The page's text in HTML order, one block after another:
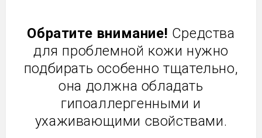
Обратите внимание! Средства
для проблемной кожи нужно
подбирать особенно тщательно,
она должна обладать
гипоаллергенными и
ухаживающими свойствами.